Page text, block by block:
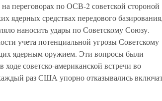
переговорах по ОСВ-2 советской стороной
ядерных средствах передового базирования,
наносить удары по Советскому Союзу.
учета потенциальной угрозы Советскому
ядерным оружием. Эти вопросы были
советско-американской встречи во
раз США упорно отказывались